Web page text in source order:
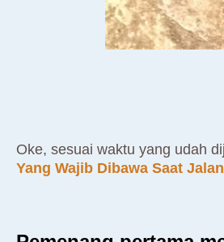
Oke, sesuai waktu yang udah
Yang Wajib Dibawa Saat